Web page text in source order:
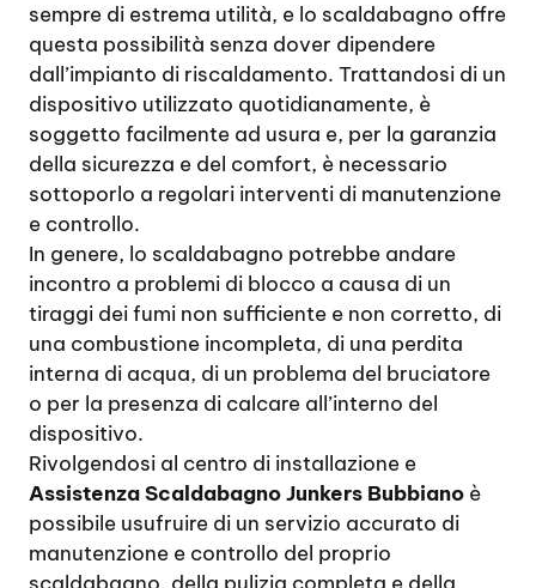
sempre di estrema utilità, e lo scaldabagno offre
questa possibilità senza dover dipendere
dall’impianto di riscaldamento. Trattandosi di un
dispositivo utilizzato quotidianamente, è
soggetto facilmente ad usura e, per la garanzia
della sicurezza e del comfort, è necessario
sottoporlo a regolari interventi di manutenzione
e controllo.
In genere, lo scaldabagno potrebbe andare
incontro a problemi di blocco a causa di un
tiraggi dei fumi non sufficiente e non corretto, di
una combustione incompleta, di una perdita
interna di acqua, di un problema del bruciatore
o per la presenza di calcare all’interno del
dispositivo.
Rivolgendosi al centro di installazione e
Assistenza Scaldabagno Junkers Bubbiano è
possibile usufruire di un servizio accurato di
manutenzione e controllo del proprio